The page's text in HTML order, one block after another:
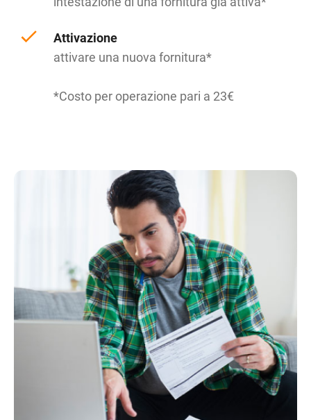
Attivazione
attivare una nuova fornitura*
*Costo per operazione pari a 23€